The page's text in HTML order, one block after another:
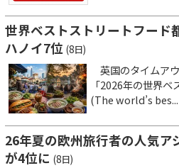
世界ベストストリートフー
ハノイ7位 (8日)
英国のタイムア
「2026年の世界
(The world’s bes...
26年夏の欧州旅行者の人気ア
が4位に (8日)